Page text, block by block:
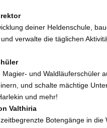
deiner Heldenschule,
verwalte die täglichen
Magier- und Waldläuferschüler
und schalte mächtige
und mehr!
Valthiria
Botengänge in die